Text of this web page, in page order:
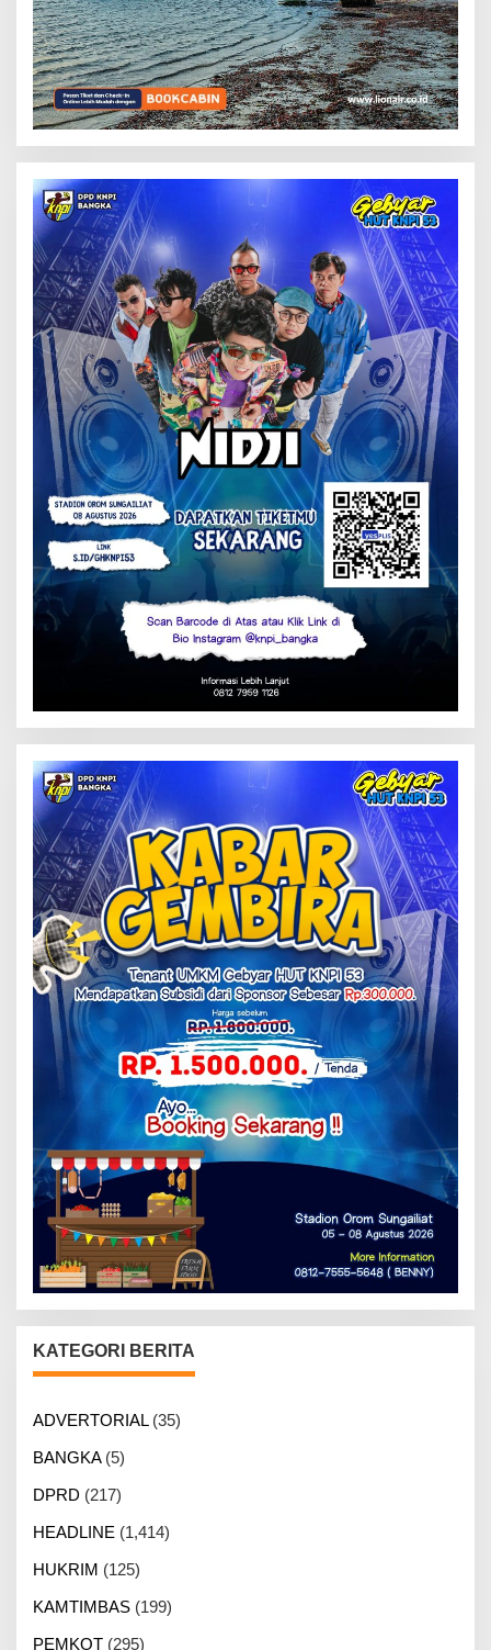
KATEGORI BERITA
ADVERTORIAL(35)
BANGKA(5)
DPRD (217)
HEADLINE (1,414)
HUKRIM (125)
KAMTIMBAS (199)
PEMKOT (295)